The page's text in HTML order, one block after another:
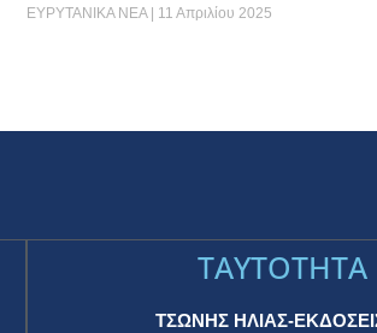
ΕΥΡΥΤΑΝΙΚΑ ΝΕΑ 11 Απριλίου 2025
TAYTOTHTA
ΤΣΩΝΗΣ ΗΛΙΑΣ-